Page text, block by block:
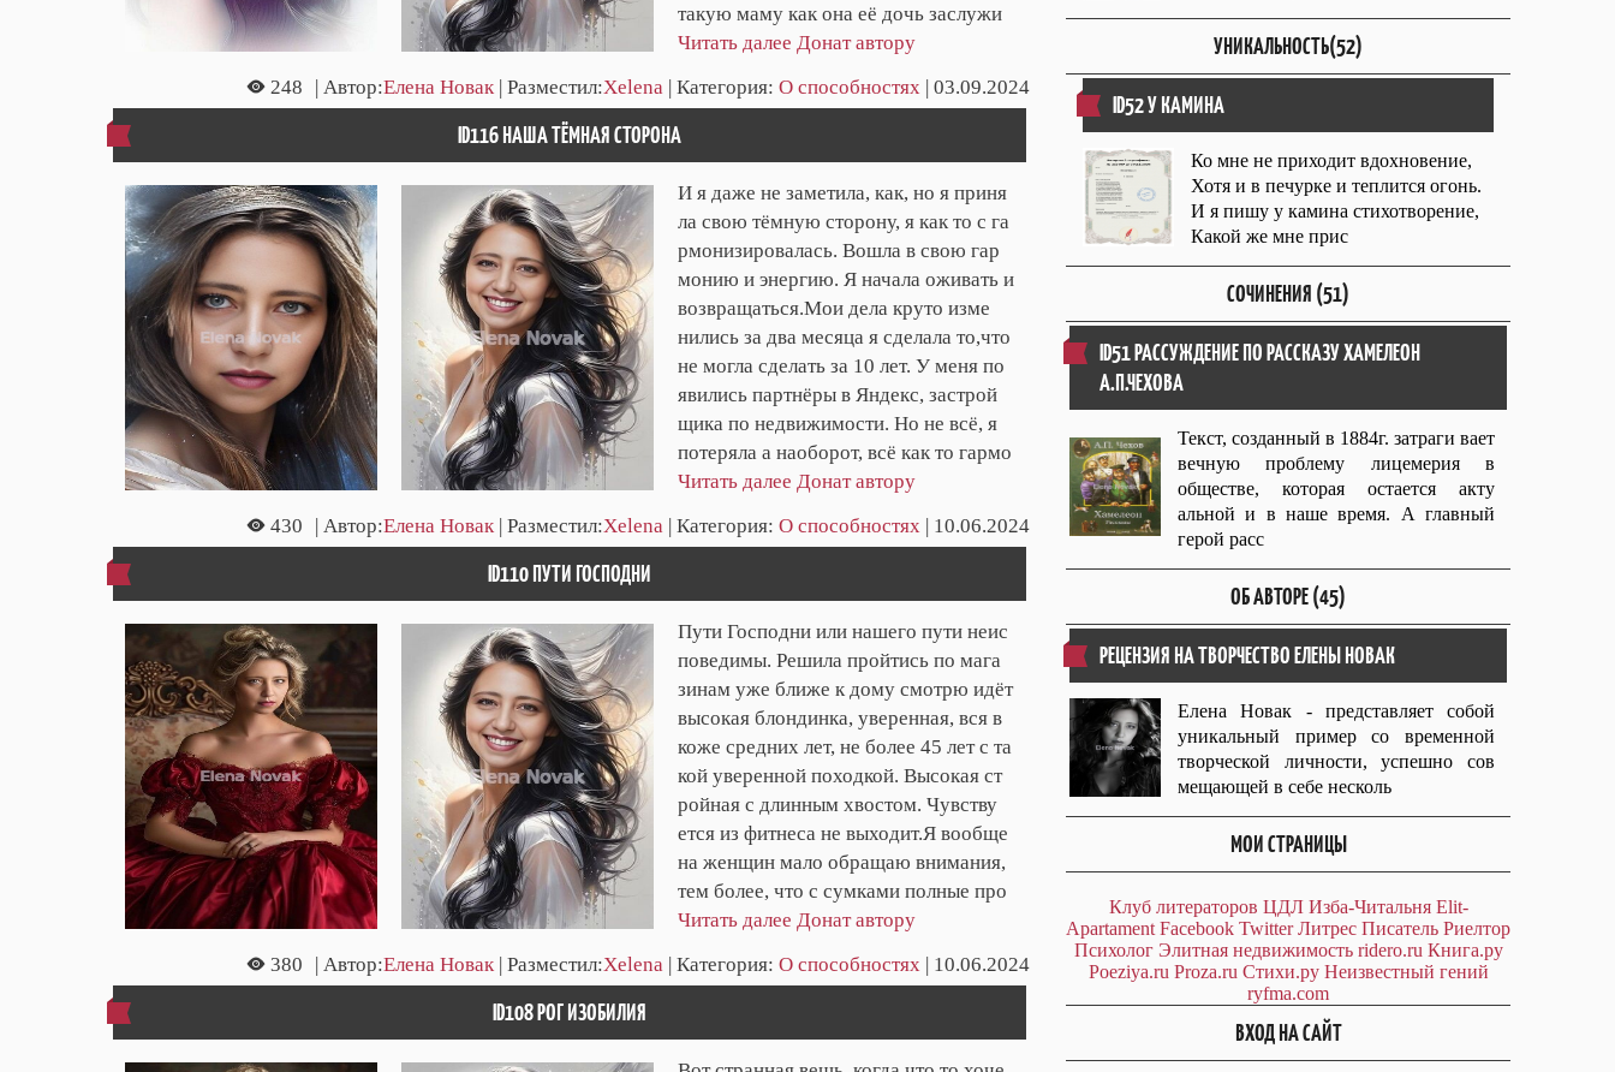
такую маму как она её дочь заслужи
Читать далее Донат автору
248
| Автор:Елена Новак| Разместил:Xelena | Категория: О способностях | 03.09.2024
ID116 НАША ТЁМНАЯ СТОРОНА
И я даже не заметила, как, но я приня
ла свою тёмную сторону, я как то с га
рмонизировалась. Вошла в свою гар
монию и энергию. Я начала оживать и
возвращаться.Мои дела круто изме
нились за два месяца я сделала то,что
не могла сделать за 10 лет. У меня по
явились партнёры в Яндекс, застрой
щика по недвижимости. Но не всё, я
потеряла а наоборот, всё как то гармо
Читать далее Донат автору
430
| Автор:Елена Новак| Разместил:Xelena | Категория: О способностях | 10.06.2024
ID110 ПУТИ ГОСПОДНИ
Пути Господни или нашего пути неис
поведимы. Решила пройтись по мага
зинам уже ближе к дому смотрю идёт
высокая блондинка, уверенная, вся в
коже средних лет, не более 45 лет с та
кой уверенной походкой. Высокая ст
ройная с длинным хвостом. Чувству
ется из фитнеса не выходит.Я вообще
на женщин мало обращаю внимания,
тем более, что с сумками полные про
Читать далее Донат автору
380
| Автор:Елена Новак| Разместил:Xelena | Категория: О способностях | 10.06.2024
ID108 РОГ ИЗОБИЛИЯ
УНИКАЛЬНОСТЬ(52)
ID52 У КАМИНА
Ко мне не приходит вдохновение,
Хотя и в печурке и теплится огонь.
И я пишу у камина стихотворение,
Какой же мне прис
СОЧИНЕНИЯ (51)
ID51 РАССУЖДЕНИЕ ПО РАССКАЗУ ХАМЕЛЕОН
А.П.ЧЕХОВА
Текст, созданный в 1884г. затраги вает
вечную проблему лицемерия в
обществе, которая остается акту
альной и в наше время. А главный
герой расс
ОБ АВТОРЕ (45)
РЕЦЕНЗИЯ НА ТВОРЧЕСТВО ЕЛЕНЫ НОВАК
Елена Новак - представляет собой
уникальный пример со временной
творческой личности, успешно сов
мещающей в себе несколь
МОИ СТРАНИЦЫ
Клуб литераторов ЦДЛ Изба-Читальня Elit-
Apartament Facebook Twitter Литрес Писатель Риелтор
Психолог Элитная недвижимость ridero.ru Книга.ру
Poeziya.ru Proza.ru Стихи.ру Неизвестный гений
ryfma.com
ВХОД НА САЙТ